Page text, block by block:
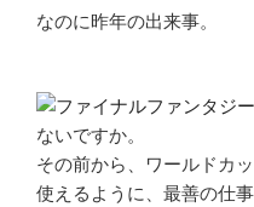
なのに昨年の出来事。
ないですか。
その前から、ワールドカ
使えるように、最善の仕